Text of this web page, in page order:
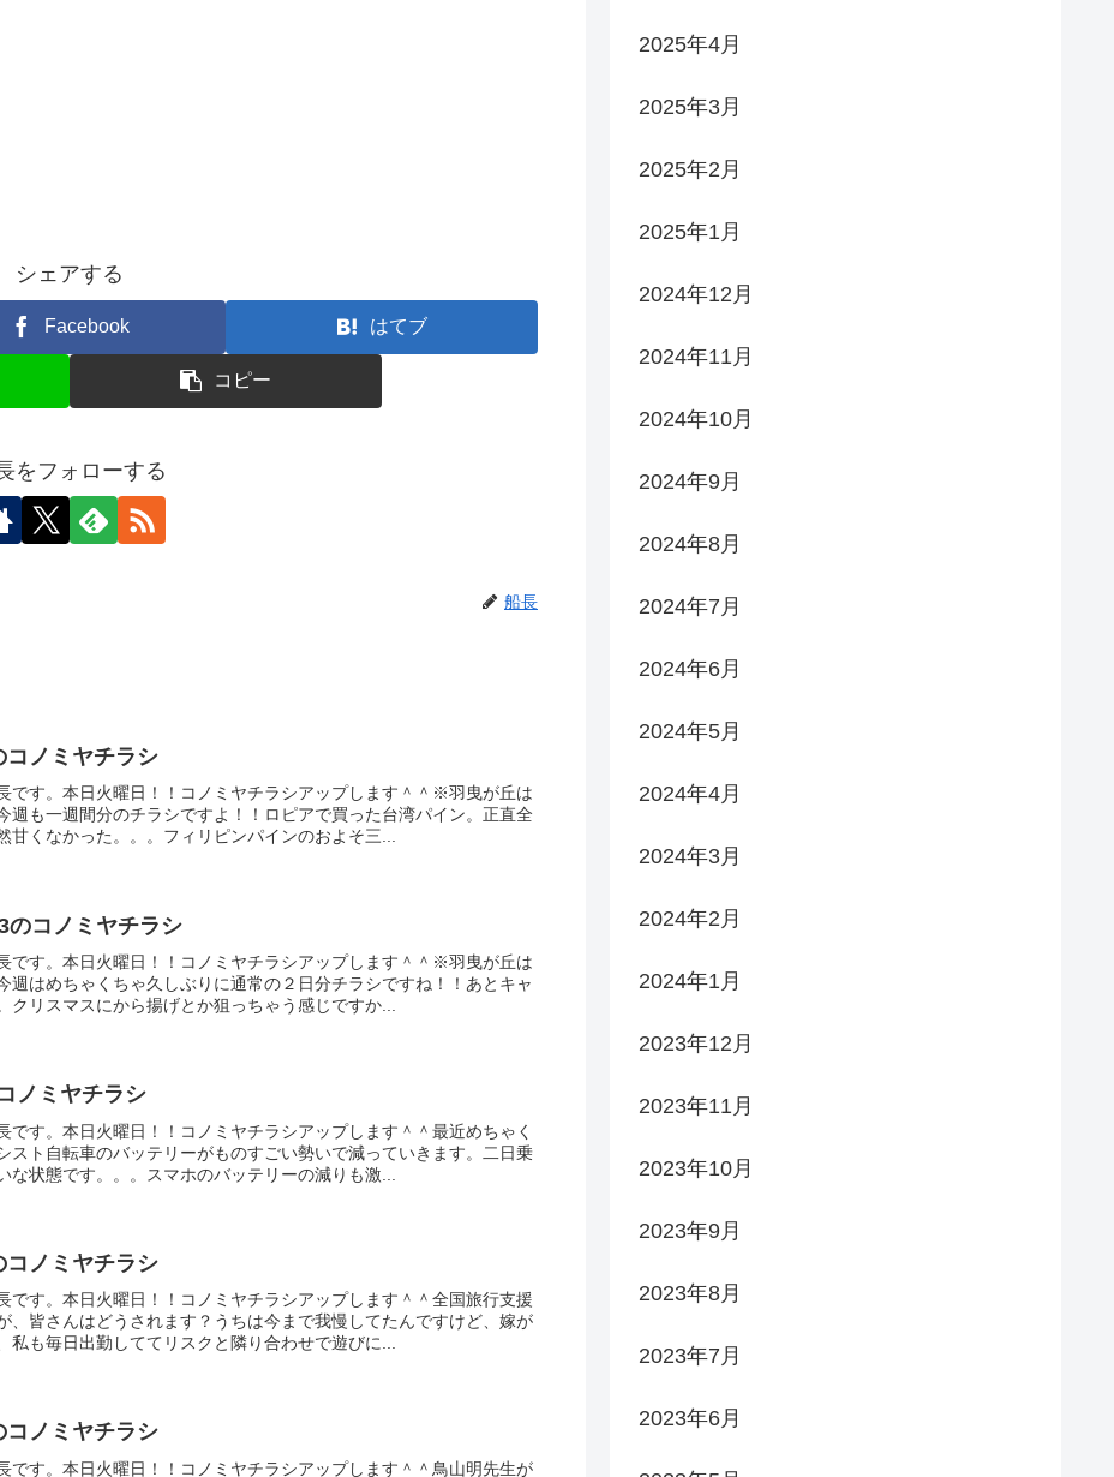
シェアする
Facebook はてブ
コピー
をフォローする
船長
コノミヤチラシ
です。本日火曜日！！コノミヤチラシアップします＾＾※羽曳が丘は
週も一週間分のチラシですよ！！ロピアで買った台湾パイン。正直全
甘くなかった。。。フィリピンパインのおよそ三...
のコノミヤチラシ
です。本日火曜日！！コノミヤチラシアップします＾＾※羽曳が丘は
週はめちゃくちゃ久しぶりに通常の２日分チラシですね！！あとキャ
クリスマスにから揚げとか狙っちゃう感じですか...
ノミヤチラシ
です。本日火曜日！！コノミヤチラシアップします＾＾最近めちゃく
スト自転車のバッテリーがものすごい勢いで減っていきます。二日乗
な状態です。。。スマホのバッテリーの減りも激...
コノミヤチラシ
です。本日火曜日！！コノミヤチラシアップします＾＾全国旅行支援
、皆さんはどうされます？うちは今まで我慢してたんですけど、嫁が
私も毎日出勤しててリスクと隣り合わせで遊びに...
コノミヤチラシ
です。本日火曜日！！コノミヤチラシアップします＾＾鳥山明先生が
2025年4月
2025年3月
2025年2月
2025年1月
2024年12月
2024年11月
2024年10月
2024年9月
2024年8月
2024年7月
2024年6月
2024年5月
2024年4月
2024年3月
2024年2月
2024年1月
2023年12月
2023年11月
2023年10月
2023年9月
2023年8月
2023年7月
2023年6月